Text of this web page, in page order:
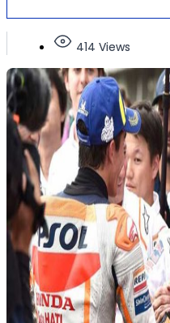
414 Views